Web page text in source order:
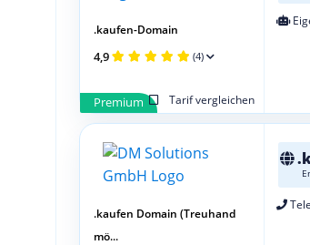
Premium Tarif vergleichen
.kaufen-Domain
4,9 (4)
.kaufen Domain (Treuhand
mö...